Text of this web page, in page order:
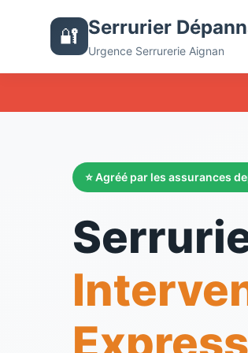
🔐 Serrurier
Urgence Serrurerie Aignan
⭐ Agréé par les assurances